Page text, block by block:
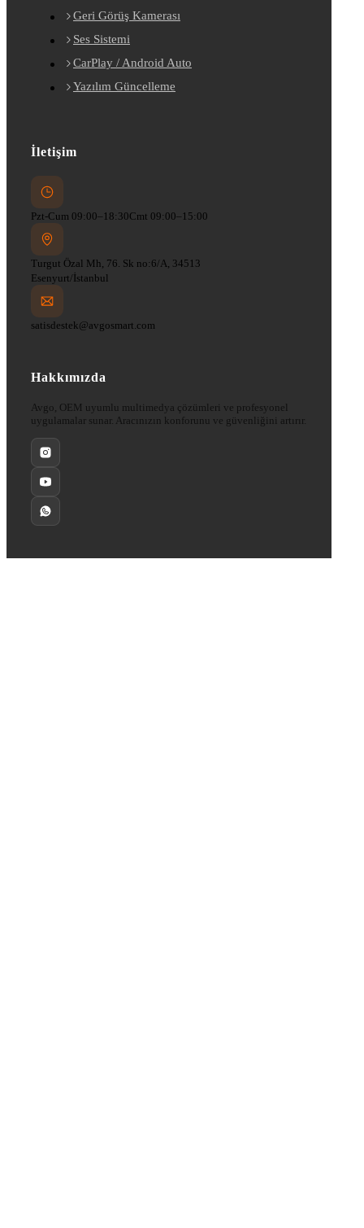
Geri Görüş Kamerası
Ses Sistemi
CarPlay / Android Auto
Yazılım Güncelleme
İletişim
Pzt-Cum 09:00–18:30Cmt 09:00–15:00
Turgut Özal Mh, 76. Sk no:6/A, 34513
Esenyurt/İstanbul
satisdestek@avgosmart.com
Hakkımızda
Avgo, OEM uyumlu multimedya çözümleri ve profesyonel
uygulamalar sunar. Aracınızın konforunu ve güvenliğini artırır.